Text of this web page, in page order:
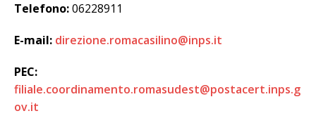
Telefono:06228911
E-mail: direzione.romacasilino@inps.it
PEC:
filiale.coordinamento.romasudest@postacert.inps.g
ov.it